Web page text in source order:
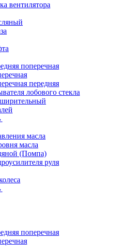
вентилятора
поперечная
передняя
лобового стекла
масла
масла
(Помпа)
руля
поперечная